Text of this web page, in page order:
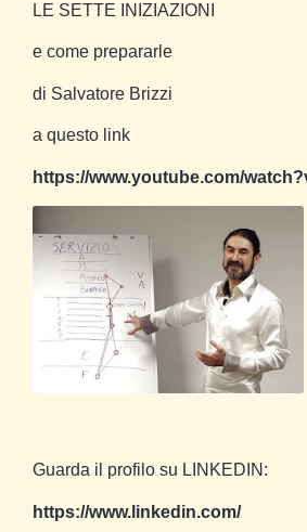
LE SETTE INIZIAZIONI
e come prepararle
di Salvatore Brizzi
a questo link
https://www.youtube.com/
Guarda il profilo su LINKEDIN:
https://www.linkedin.com/